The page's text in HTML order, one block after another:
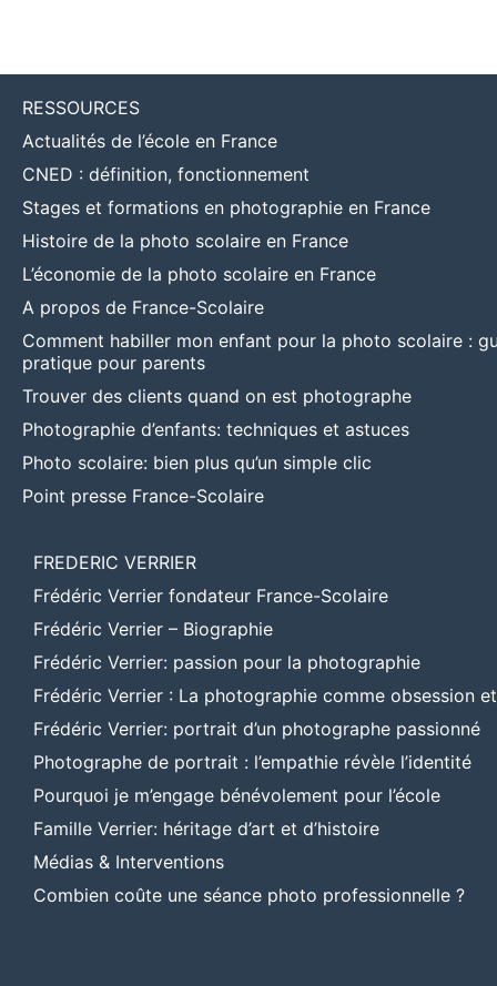
RESSOURCES
Actualités de l’école en France
CNED : définition, fonctionnement
Stages et formations en photographie en France
Histoire de la photo scolaire en France
L’économie de la photo scolaire en France
A propos de France-Scolaire
Comment habiller mon enfant pour la photo scolaire :
pratique pour parents
Trouver des clients quand on est photographe
Photographie d’enfants: techniques et astuces
Photo scolaire: bien plus qu’un simple clic
Point presse France-Scolaire
FREDERIC VERRIER
Frédéric Verrier fondateur France-Scolaire
Frédéric Verrier – Biographie
Frédéric Verrier: passion pour la photographie
Frédéric Verrier : La photographie comme obsession
Frédéric Verrier: portrait d’un photographe passionné
Photographe de portrait : l’empathie révèle l’identité
Pourquoi je m’engage bénévolement pour l’école
Famille Verrier: héritage d’art et d’histoire
Médias & Interventions
Combien coûte une séance photo professionnelle ?